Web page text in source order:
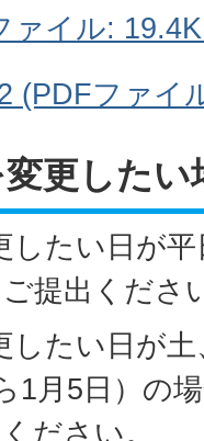
ァイル:
(PDFファイ
更したい
したい日が
提出くださ
したい日が
1月5日）の
ださい。